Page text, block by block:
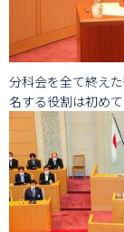
分科会を全て終え
名する役割は初め